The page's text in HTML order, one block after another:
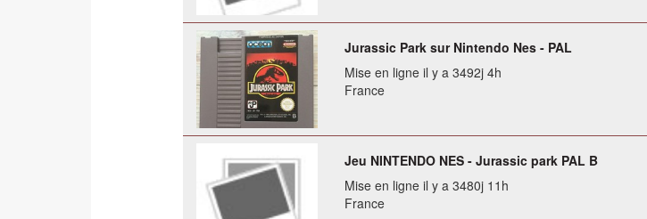
Jurassic Park sur Nintendo Nes - PAL
Mise en ligne il y a 3492j 4h
France
Jeu NINTENDO NES - Jurassic park PAL B
Mise en ligne il y a 3480j 11h
France